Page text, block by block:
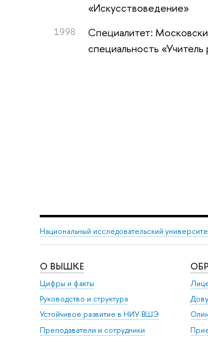
«Искусствоведение»
1998
Специалитет:
специальность «Учитель
Национальный исследовательский
О ВЫШКЕ
Цифры и факты
Руководство и структура
Устойчивое развитие в НИУ ВШЭ
Преподаватели и сотрудники